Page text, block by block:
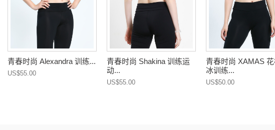
青春时尚 Alexandra 训练...
US$55.00
青春时尚 Shakina 训练运
动...
US$55.00
青春时尚 XAMAS
冰训练...
US$50.00